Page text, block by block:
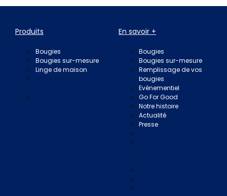
Produits
Bougies
Bougies sur-mesure
Linge de maison
En savoir +
Bougies
Bougies sur-mesure
Remplissage de vos
bougies
Evènementiel
Go For Good
Notre histoire
Actualité
Presse